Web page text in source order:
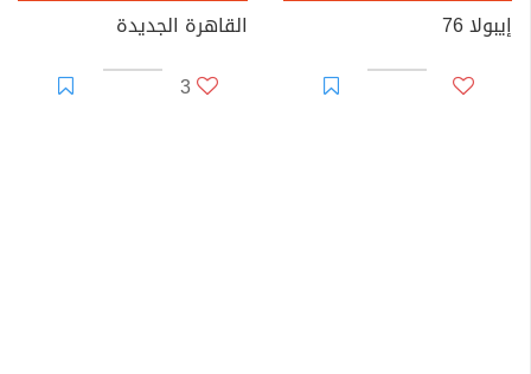
إيبولا 76
القاهرة الجديدة
3